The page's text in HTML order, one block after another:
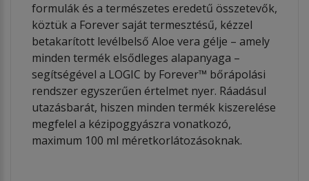
formulák és a természetes eredetű összetevők,
köztük a Forever saját termesztésű, kézzel
betakarított levélbelső Aloe vera gélje – amely
minden termék elsődleges alapanyaga –
segítségével a LOGIC by Forever™ bőrápolási
rendszer egyszerűen értelmet nyer. Ráadásul
utazásbarát, hiszen minden termék kiszerelése
megfelel a kézipoggyászra vonatkozó,
maximum 100 ml méretkorlátozásoknak.